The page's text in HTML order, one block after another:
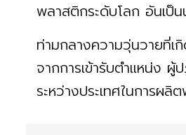
พลาสติกระดับโลก อันเป็
ท่ามกลางความวุ่นวายที่เ
จากการเข้ารับตำแหน่ง
ระหว่างประเทศในการผ